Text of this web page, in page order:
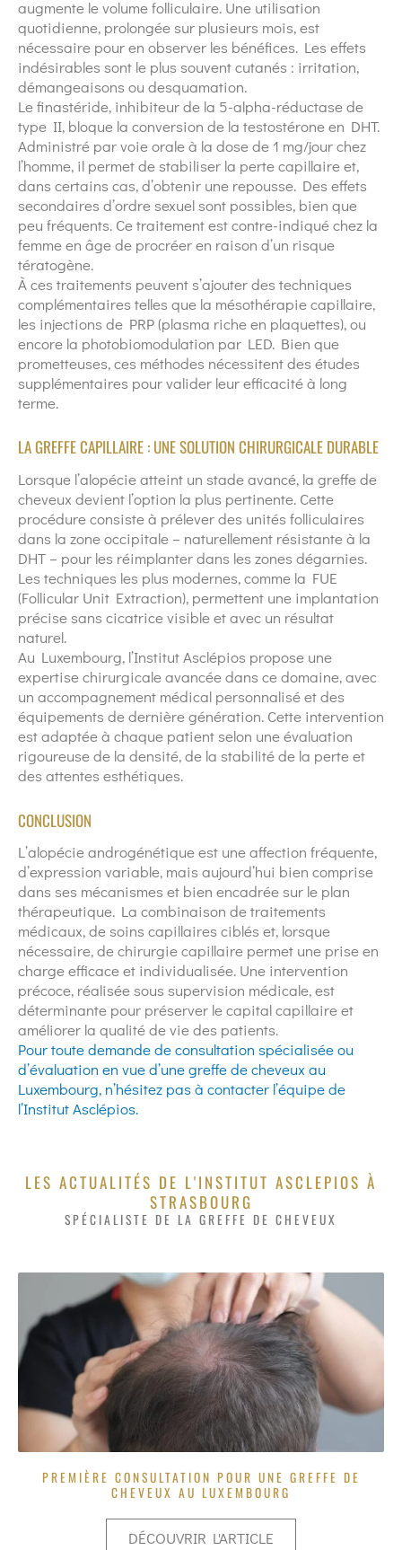
augmente le volume folliculaire. Une utilisation
quotidienne, prolongée sur plusieurs mois, est
nécessaire pour en observer les bénéfices. Les effets
indésirables sont le plus souvent cutanés : irritation,
démangeaisons ou desquamation.
Le finastéride, inhibiteur de la 5-alpha-réductase de
type II, bloque la conversion de la testostérone en DHT.
Administré par voie orale à la dose de 1 mg/jour chez
l’homme, il permet de stabiliser la perte capillaire et,
dans certains cas, d’obtenir une repousse. Des effets
secondaires d’ordre sexuel sont possibles, bien que
peu fréquents. Ce traitement est contre-indiqué chez la
femme en âge de procréer en raison d’un risque
tératogène.
À ces traitements peuvent s’ajouter des techniques
complémentaires telles que la mésothérapie capillaire,
les injections de PRP (plasma riche en plaquettes), ou
encore la photobiomodulation par LED. Bien que
prometteuses, ces méthodes nécessitent des études
supplémentaires pour valider leur efficacité à long
terme.
LA GREFFE CAPILLAIRE : UNE SOLUTION CHIRURGICALE DURABLE
Lorsque l’alopécie atteint un stade avancé, la greffe de
cheveux devient l’option la plus pertinente. Cette
procédure consiste à prélever des unités folliculaires
dans la zone occipitale – naturellement résistante à la
DHT – pour les réimplanter dans les zones dégarnies.
Les techniques les plus modernes, comme la FUE
(Follicular Unit Extraction), permettent une implantation
précise sans cicatrice visible et avec un résultat
naturel.
Au Luxembourg, l’Institut Asclépios propose une
expertise chirurgicale avancée dans ce domaine, avec
un accompagnement médical personnalisé et des
équipements de dernière génération. Cette intervention
est adaptée à chaque patient selon une évaluation
rigoureuse de la densité, de la stabilité de la perte et
des attentes esthétiques.
CONCLUSION
L’alopécie androgénétique est une affection fréquente,
d’expression variable, mais aujourd’hui bien comprise
dans ses mécanismes et bien encadrée sur le plan
thérapeutique. La combinaison de traitements
médicaux, de soins capillaires ciblés et, lorsque
nécessaire, de chirurgie capillaire permet une prise en
charge efficace et individualisée. Une intervention
précoce, réalisée sous supervision médicale, est
déterminante pour préserver le capital capillaire et
améliorer la qualité de vie des patients.
Pour toute demande de consultation spécialisée ou
d’évaluation en vue d’une greffe de cheveux au
Luxembourg, n’hésitez pas à contacter l’équipe de
l’Institut Asclépios.
LES ACTUALITÉS DE L'INSTITUT ASCLEPIOS À
STRASBOURG
SPÉCIALISTE DE LA GREFFE DE CHEVEUX
PREMIÈRE CONSULTATION POUR UNE GREFFE DE
CHEVEUX AU LUXEMBOURG
DÉCOUVRIR L'ARTICLE